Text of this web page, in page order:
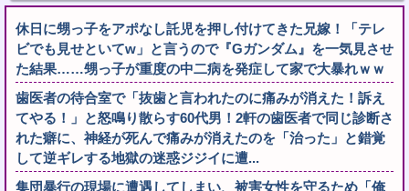
休日に甥っ子をアポなし託児を押し付けてきた兄嫁！「テレ
ビでも見せといてw」と言うので『Gガンダム』を一気見させ
た結果……甥っ子が重度の中二病を発症して家で大暴れｗｗ
歯医者の待合室で「抜歯と言われたのに痛みが消えた！訴え
てやる！」と怒鳴り散らす60代男！2軒の歯医者で同じ診断さ
れた癖に、神経が死んで痛みが消えたのを「治った」と錯覚
して逆ギレする地獄の迷惑ジジイに遭...
集団暴行の現場に遭遇してしまい、被害女性を守るため「俺